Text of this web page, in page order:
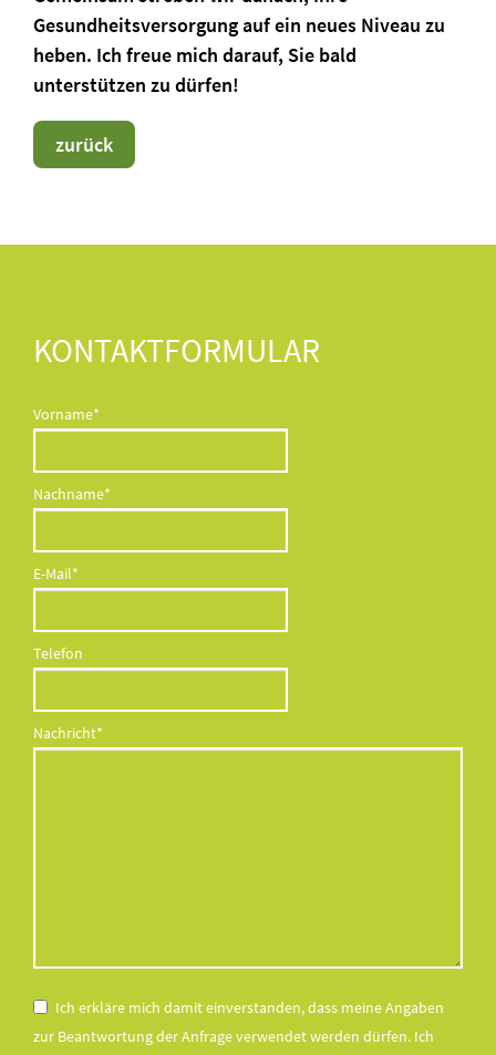
Gesundheitsversorgung auf ein neues Niveau zu
heben. Ich freue mich darauf, Sie bald
unterstützen zu dürfen!
zurück
KONTAKTFORMULAR
Pflichtfeld
Vorname*
Pflichtfeld
Nachname*
Pflichtfeld
E-Mail*
Telefon
Pflichtfeld
Nachricht*
Ich erkläre mich damit einverstanden, dass meine Angaben
zur Beantwortung der Anfrage verwendet werden dürfen. Ich